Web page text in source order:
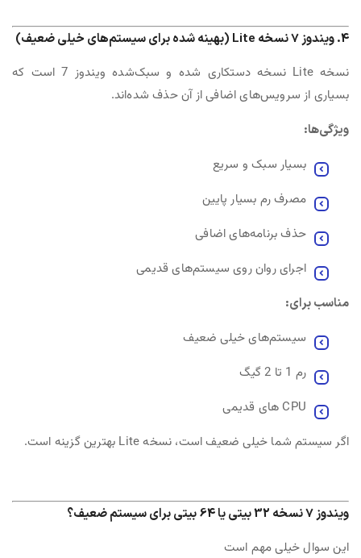
4. ویندوز 7 نسخه Lite (بهینه شده برای سیستم‌های خیلی ضعیف)
نسخه Lite نسخه دستکاری شده و سبک‌شده ویندوز 7 است که
بسیاری از سرویس‌های اضافی از آن حذف شده‌اند.
ویژگی‌ها:
بسیار سبک و سریع
مصرف رم بسیار پایین
حذف برنامه‌های اضافی
اجرای روان روی سیستم‌های قدیمی
مناسب برای:
سیستم‌های خیلی ضعیف
رم 1 تا 2 گیگ
CPU های قدیمی
اگر سیستم شما خیلی ضعیف است، نسخه Lite بهترین گزینه است.
ویندوز 7 نسخه 32 بیتی یا 64 بیتی برای سیستم ضعیف؟
این سوال خیلی مهم است